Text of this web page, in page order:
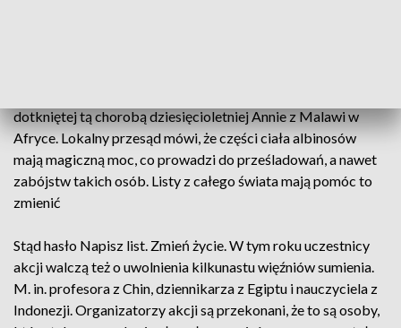
dotkniętej tą chorobą dziesięcioletniej Annie z Malawi w
Afryce. Lokalny przesąd mówi, że części ciała albinosów
mają magiczną moc, co prowadzi do prześladowań, a nawet
zabójstw takich osób. Listy z całego świata mają pomóc to
zmienić
Stąd hasło Napisz list. Zmień życie. W tym roku uczestnicy
akcji walczą też o uwolnienia kilkunastu więźniów sumienia.
M. in. profesora z Chin, dziennikarza z Egiptu i nauczyciela z
Indonezji. Organizatorzy akcji są przekonani, że to są osoby,